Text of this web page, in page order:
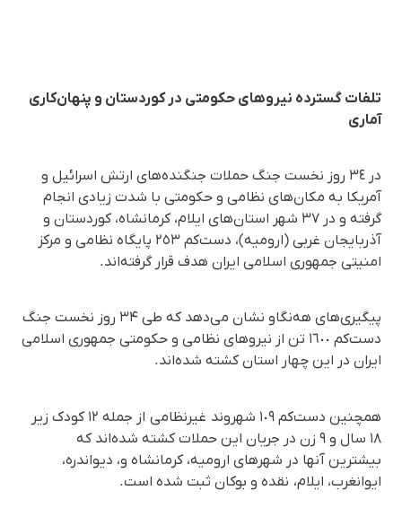
تلفات گسترده نیروهای حکومتی در کوردستان و پنهان‌کاری
آماری
در ٣٤ روز نخست جنگ حملات جنگنده‌های ارتش اسرائیل و
آمریکا به مکان‌های نظامی و حکومتی با شدت زیادی انجام
گرفته و در ٣٧ شهر استان‌های ایلام، کرمانشاه، کوردستان و
آذربایجان غربی (ارومیه)، دست‌کم ٢٥٣ پایگاه نظامی و مرکز
امنیتی جمهوری اسلامی ایران هدف قرار گرفته‌اند.
پیگیری‌های هه‌نگاو نشان می‌دهد که طی ۳۴ روز نخست جنگ
دست‌کم ١٦٠٠ تن از نیروهای نظامی و حکومتی جمهوری اسلامی
ایران در این چهار استان کشته شده‌اند.
همچنین دست‌کم ١٠٩ شهروند غیرنظامی از جمله ١٢ کودک زیر
۱۸ سال و ۹ زن در جریان این حملات کشته شده‌اند که
بیشترین آنها در شهرهای ارومیه، کرمانشاه و، دیواندره،
ایوانغرب، ایلام، نقده و بوکان ثبت شده است.